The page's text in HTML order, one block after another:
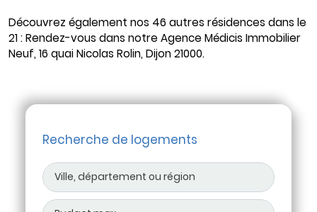
Découvrez également nos 46 autres résidences dans le
21 : Rendez-vous dans notre Agence Médicis Immobilier
Neuf, 16 quai Nicolas Rolin, Dijon 21000.
Recherche de logements